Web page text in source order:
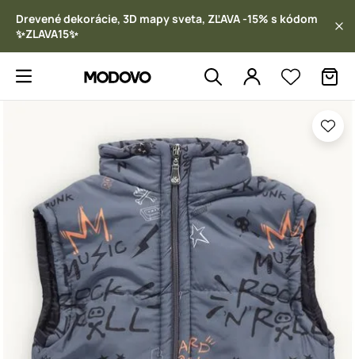
Drevené dekorácie, 3D mapy sveta, ZĽAVA -15% s kódom
✨ZLAVA15✨